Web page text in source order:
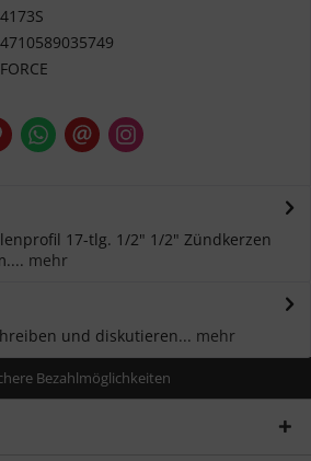
4173S
4710589035749
FORCE
17-tlg. 1/2" 1/2" Zündkerzen
mehr
und diskutieren... mehr
Bezahlmöglichkeiten